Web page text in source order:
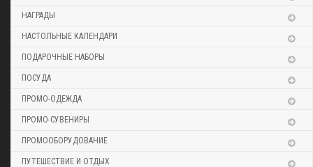
НАГРАДЫ
НАСТОЛЬНЫЕ КАЛЕНДАРИ
ПОДАРОЧНЫЕ НАБОРЫ
ПОСУДА
ПРОМО-ОДЕЖДА
ПРОМО-СУВЕНИРЫ
ПРОМООБОРУДОВАНИЕ
ПУТЕШЕСТВИЕ И ОТДЫХ